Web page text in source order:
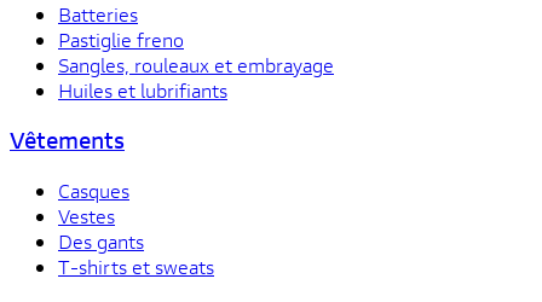
Batteries
Pastiglie freno
Sangles, rouleaux et embrayage
Huiles et lubrifiants
Vêtements
Casques
Vestes
Des gants
T-shirts et sweats